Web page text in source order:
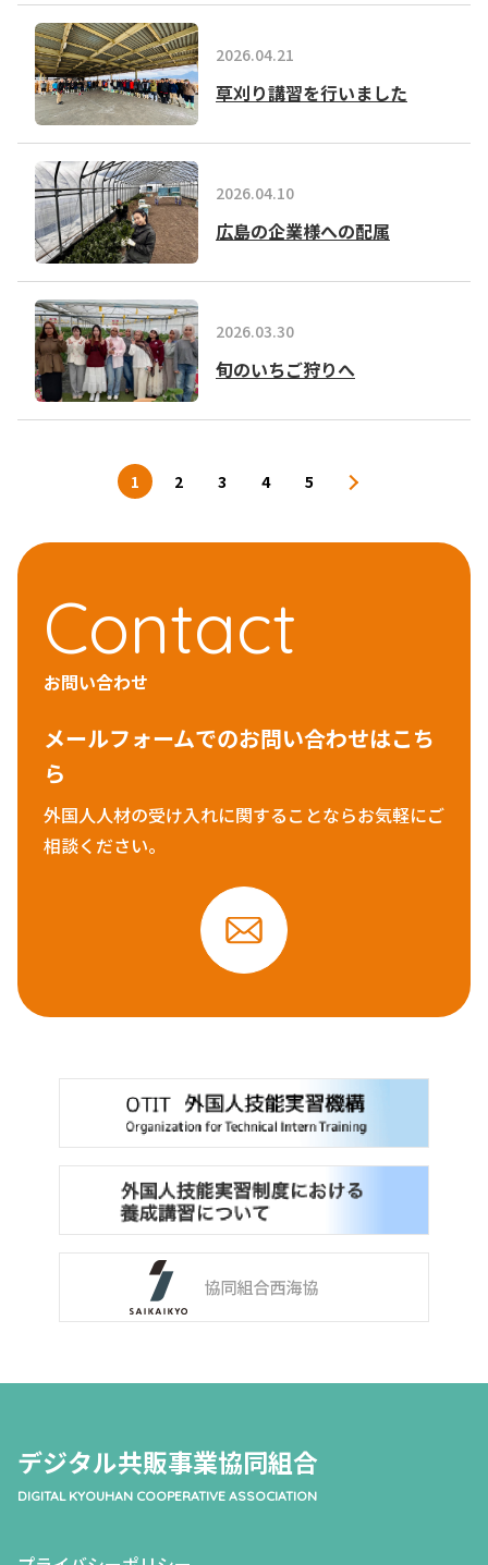
2026.04.21
草刈り講習を行いました
2026.04.10
広島の企業様への配属
2026.03.30
旬のいちご狩りへ
1 2 3 4 5
お問い合わせ
Contact
メールフォームでのお問い合わせはこち
ら
外国人人材の受け入れに関することならお気軽にご
相談ください。
デジタル共販事業協同組合
DIGITAL KYOUHAN COOPERATIVE ASSOCIATION